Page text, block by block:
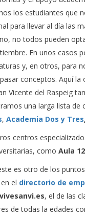
los estudiantes que
para llevar al día las
no todos pueden
En unos casos
y, en otros, para
conceptos. Aquí la
Vicente del Raspeig
una larga lista de
, Academia Dos y Tres,
centros
como Aula
es otro de los
el directorio de
, el de las
de todas la edades